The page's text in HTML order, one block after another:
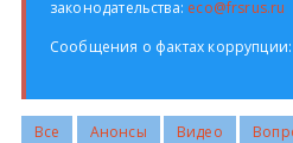
законодательства: eco@frsrus.ru
Сообщения о фактах коррупции:
Все Анонсы Видео
Всероссийские правила
Судейские документы